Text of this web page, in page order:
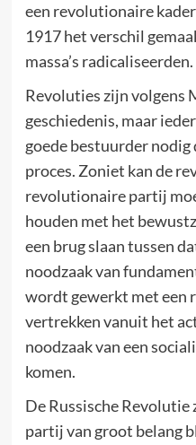
een revolutionaire
1917 het verschil
massa’s radicaliseerden.
Revoluties zijn volgens
geschiedenis, maar
goede bestuurder
proces. Zoniet kan de
revolutionaire partij
houden met het
een brug slaan tussen
noodzaak van
wordt gewerkt met een
vertrekken vanuit het
noodzaak van een
komen.
De Russische
partij van groot belang